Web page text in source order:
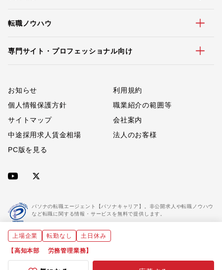
転職ノウハウ
専門サイト・プロフェッショナル向け
お知らせ
利用規約
個人情報保護方針
職業紹介の範囲等
サイトマップ
会社案内
中途採用求人賃金相場
法人のお客様
PC版を見る
パソナの転職エージェント【パソナキャリア】。非公開求人や転職ノウハウ
など転職に関する情報・サービスを無料で提供します。
「パソナキャリア」は職業紹介優良事業者に認定されています。
上場企業 転勤なし 土日休み
【高知本部 労務管理業務】